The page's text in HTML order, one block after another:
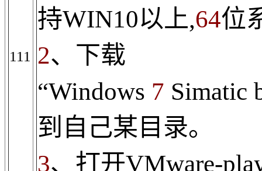
111
持WIN10以上,64位
2、 下载
“Windows 7 Simatic
到自己某目录。
3、打开VMware-